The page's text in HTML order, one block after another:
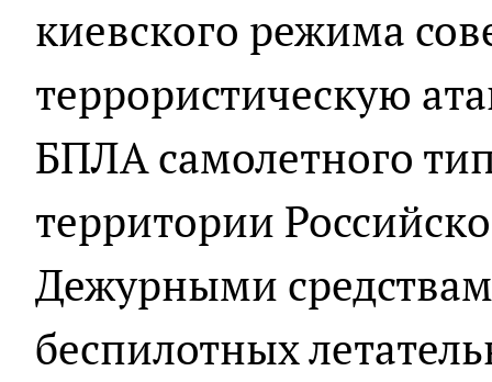
киевского режима
террористическую
БПЛА самолетного
территории
Дежурными
беспилотных